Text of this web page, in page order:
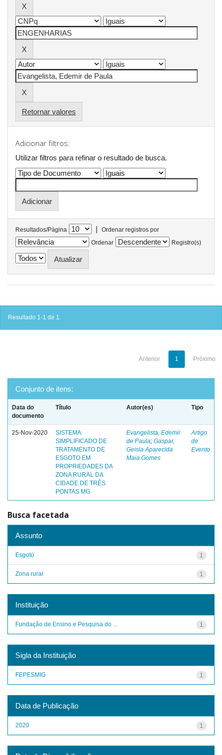
Retornar valores
Adicionar filtros:
Utilizar filtros para refinar o resultado de busca.
Resultados/Página |
Ordenar registros por
Ordenar
Registro(s)
Resultado 1-1 de 1.
Anterior 1 Próximo
Conjunto de itens:
Data do
documento
Título Autor(es) Tipo
25-Nov-2020
SISTEMA
SIMPLIFICADO DE
TRATAMENTO DE
ESGOTO EM
PROPRIEDADES DA
ZONA RURAL DA
CIDADE DE TRÊS
PONTAS MG
Evangelista, Edemir
de Paula; Gaspar,
Geisla Aparecida
Maia Gomes
Artigo
de
Evento
Busca facetada
Assunto
1
Esgoto
1
Zona rural
Instituição
1
Fundação de Ensino e Pesquisa do ...
Sigla da Instituição
1
FEPESMIG
Data de Publicação
1
2020